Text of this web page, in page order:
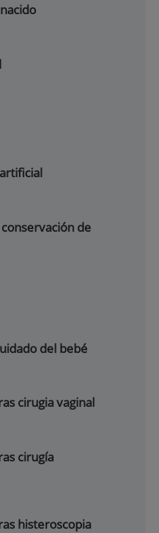
de
del bebé
cirugia vaginal
cirugía
histeroscopia